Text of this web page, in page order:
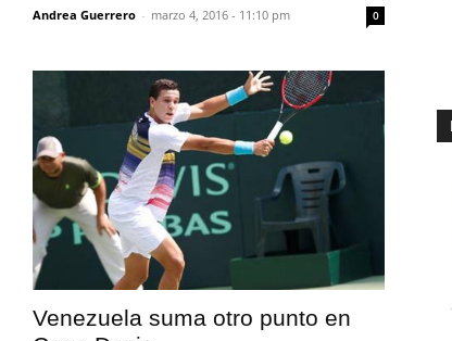
Andrea Guerrero - marzo 4, 2016 - 11:10 pm 0
Venezuela suma otro punto en